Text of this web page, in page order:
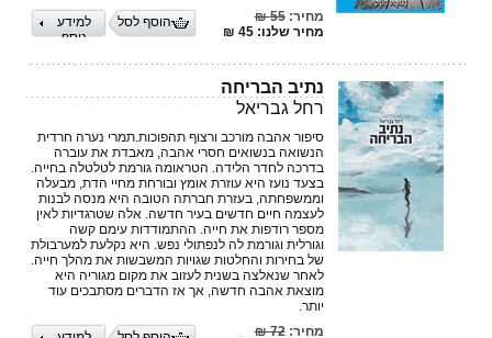
מחיר:55 ₪
מחיר שלנו: 45 ₪
למידע
נוסף
הוסף לסל
נתיב הבריחה
רחל גבריאל
סיפור אהבה מורכב ורצוף תהפוכות.תמרי נערה חרדית
הנשואה בנשואים חסרי אהבה, מאבדת את עוברה
בדרכה לחדר הלידה. הטראומה גורמת לטלטלה בחייה.
בצעד נועז היא עוזרת אומץ ובורחת מחיי הדת, מבעלה
וממשפחתה, בעזרת חברתה הטובה היא מנסה לבנות
לעצמה חיים חדשים בעיר חדשה. אלה שטרגדיות לאין
מספר רודפות את חייה. ההתמודדות עימם קשה
וגורלית וגורמת לה לנפתולי נפש. היא נקלעת למערבולת
של בחירות והחלטות שגויות המשבשות את מהלך חייה.
לאחר שנאלצה בשנית לעזוב את מקום מגוריה היא
מוצאת אהבה חדשה, אך אז הדברים מסתבכים עוד
יותר.
מחיר:72 ₪